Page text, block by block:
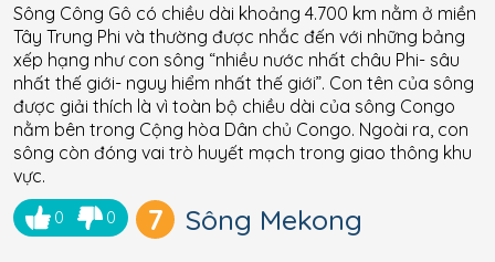
Sông Công Gô có chiều dài khoảng 4.700 km nằm ở miền
Tây Trung Phi và thường được nhắc đến với những bảng
xếp hạng như con sông “nhiều nước nhất châu Phi- sâu
nhất thế giới- nguy hiểm nhất thế giới”. Con tên của sông
được giải thích là vì toàn bộ chiều dài của sông Congo
nằm bên trong Cộng hòa Dân chủ Congo. Ngoài ra, con
sông còn đóng vai trò huyết mạch trong giao thông khu
vực.
0 0 7 Sông Mekong